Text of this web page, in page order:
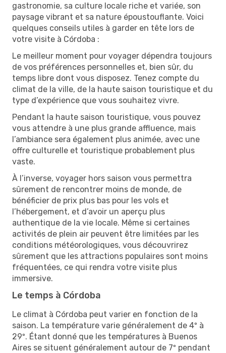
gastronomie, sa culture locale riche et variée, son
paysage vibrant et sa nature époustouflante. Voici
quelques conseils utiles à garder en tête lors de
votre visite à Córdoba :
Le meilleur moment pour voyager dépendra toujours
de vos préférences personnelles et, bien sûr, du
temps libre dont vous disposez. Tenez compte du
climat de la ville, de la haute saison touristique et du
type d’expérience que vous souhaitez vivre.
Pendant la haute saison touristique, vous pouvez
vous attendre à une plus grande affluence, mais
l’ambiance sera également plus animée, avec une
offre culturelle et touristique probablement plus
vaste.
À l’inverse, voyager hors saison vous permettra
sûrement de rencontrer moins de monde, de
bénéficier de prix plus bas pour les vols et
l’hébergement, et d’avoir un aperçu plus
authentique de la vie locale. Même si certaines
activités de plein air peuvent être limitées par les
conditions météorologiques, vous découvrirez
sûrement que les attractions populaires sont moins
fréquentées, ce qui rendra votre visite plus
immersive.
Le temps à Córdoba
Le climat à Córdoba peut varier en fonction de la
saison. La température varie généralement de 4º à
29º. Étant donné que les températures à Buenos
Aires se situent généralement autour de 7º pendant